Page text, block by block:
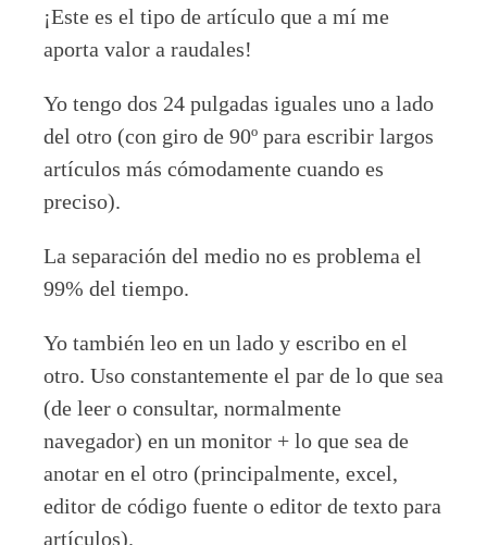
¡Este es el tipo de artículo que a mí me
aporta valor a raudales!
Yo tengo dos 24 pulgadas iguales uno a lado
del otro (con giro de 90º para escribir largos
artículos más cómodamente cuando es
preciso).
La separación del medio no es problema el
99% del tiempo.
Yo también leo en un lado y escribo en el
otro. Uso constantemente el par de lo que sea
(de leer o consultar, normalmente
navegador) en un monitor + lo que sea de
anotar en el otro (principalmente, excel,
editor de código fuente o editor de texto para
artículos).